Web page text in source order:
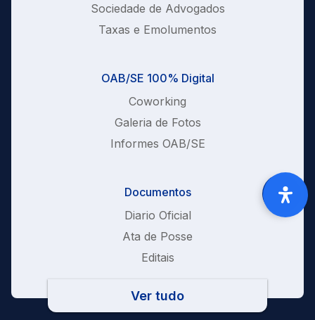
Sociedade de Advogados
Taxas e Emolumentos
OAB/SE 100% Digital
Coworking
Galeria de Fotos
Informes OAB/SE
Documentos
Diario Oficial
Ata de Posse
Editais
Ver tudo